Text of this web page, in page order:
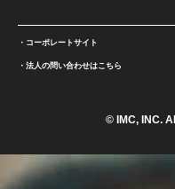
コーポレートサイト
法人の問い合わせはこちら
© IMC, INC.